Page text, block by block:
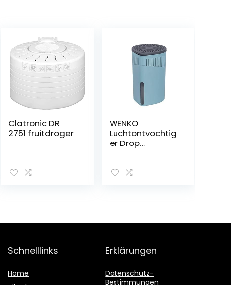
Clatronic DR
2751 fruitdroger
WENKO
Luchtontvochtig
er Drop
luchtontvochtig
Schnelllinks
Home
Erklärungen
Datenschutz-
Bestimmungen